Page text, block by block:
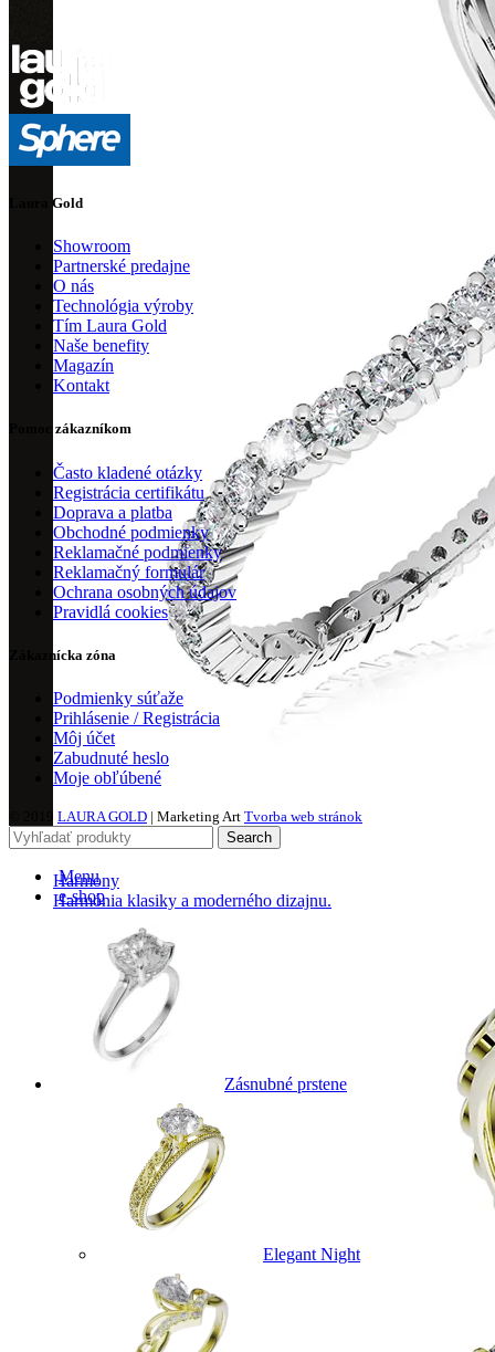
Harmony
Harmónia klasiky a moderného dizajnu.
Laura Gold
Showroom
Partnerské predajne
O nás
Technológia výroby
Tím Laura Gold
Naše benefity
Magazín
Kontakt
Pomoc zákazníkom
Často kladené otázky
Registrácia certifikátu
Doprava a platba
Obchodné podmienky
Reklamačné podmienky
Reklamačný formulár
Ochrana osobných údajov
Pravidlá cookies
Zákaznícka zóna
Podmienky súťaže
Prihlásenie / Registrácia
Môj účet
Zabudnuté heslo
Moje obľúbené
LAURA GOLD | Marketing Art Tvorba web stránok
Search
Menu
e-shop
Zásnubné prstene
Elegant Night